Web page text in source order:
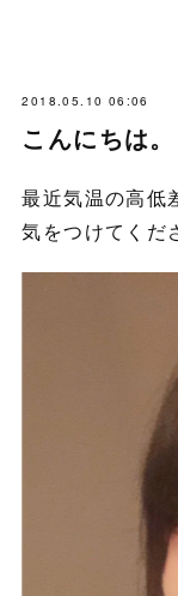
2018.05.10 06:06
こんにちは。
最近気温の高低
気をつけてくだ